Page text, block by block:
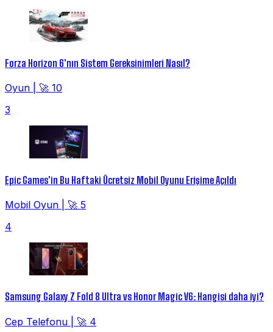
Forza Horizon 6'nın Sistem Gereksinimleri Nasıl?
Oyun
🚀 10
3
Epic Games'in Bu Haftaki Ücretsiz Mobil Oyunu Erişime Açıldı
Mobil Oyun
🚀 5
4
Samsung Galaxy Z Fold 8 Ultra vs Honor Magic V6: Hangisi daha iyi?
Cep Telefonu 🚀 4